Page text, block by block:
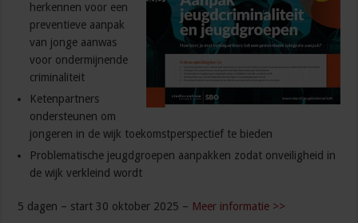
herkennen voor een
preventieve aanpak
van jonge aanwas
voor ondermijnende
criminaliteit
Ketenpartners
ondersteunen om
jongeren in de wijk toekomstperspectief te bieden
Problematische jeugdgroepen aanpakken zodat onveiligheid in
de wijk verkleind wordt
5 dagen – start 30 oktober 2025 – Meer informatie >>